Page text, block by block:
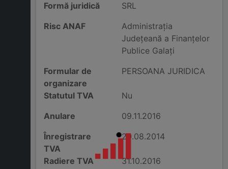
Formă juridică
SRL
Risc ANAF
Administraţia
Judeţeană a Finanţelor
Publice Galaţi
Formular de
organizare
PERSOANA JURIDICA
Statutul TVA
Nu
Anulare
09.11.2016
Înregistrare
TVA
20.08.2014
Radiere TVA
31.10.2016